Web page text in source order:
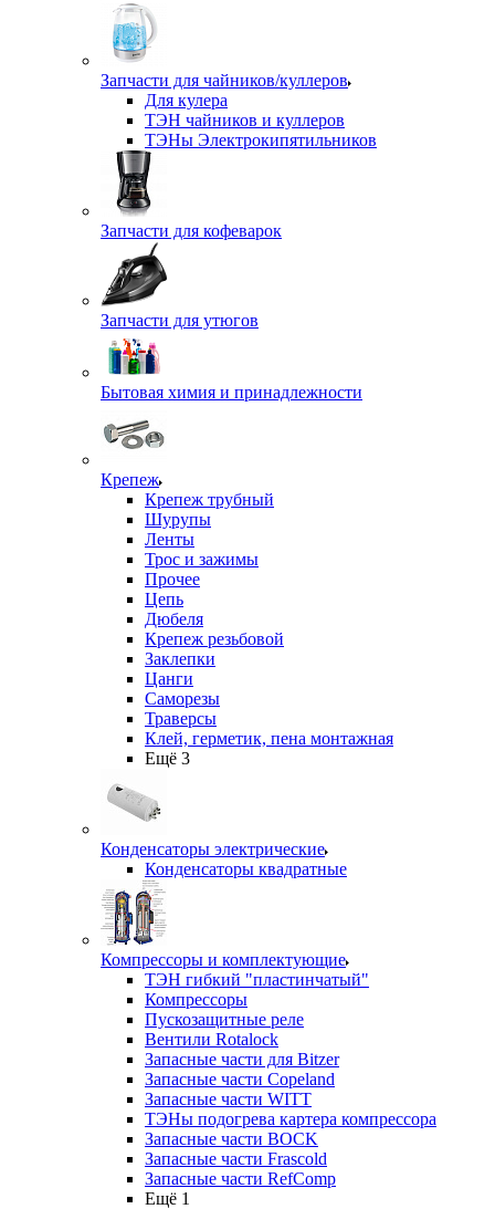
Запчасти для чайников/куллеров
Для кулера
ТЭН чайников и куллеров
ТЭНы Электрокипятильников
Запчасти для кофеварок
Запчасти для утюгов
Бытовая химия и принадлежности
Крепеж
Крепеж трубный
Шурупы
Ленты
Трос и зажимы
Прочее
Цепь
Дюбеля
Крепеж резьбовой
Заклепки
Цанги
Саморезы
Траверсы
Клей, герметик, пена монтажная
Ещё 3
Конденсаторы электрические
Конденсаторы квадратные
Компрессоры и комплектующие
ТЭН гибкий "пластинчатый"
Компрессоры
Пускозащитные реле
Вентили Rotalock
Запасные части для Bitzer
Запасные части Copeland
Запасные части WITT
ТЭНы подогрева картера компрессора
Запасные части BOCK
Запасные части Frascold
Запасные части RefComp
Ещё 1